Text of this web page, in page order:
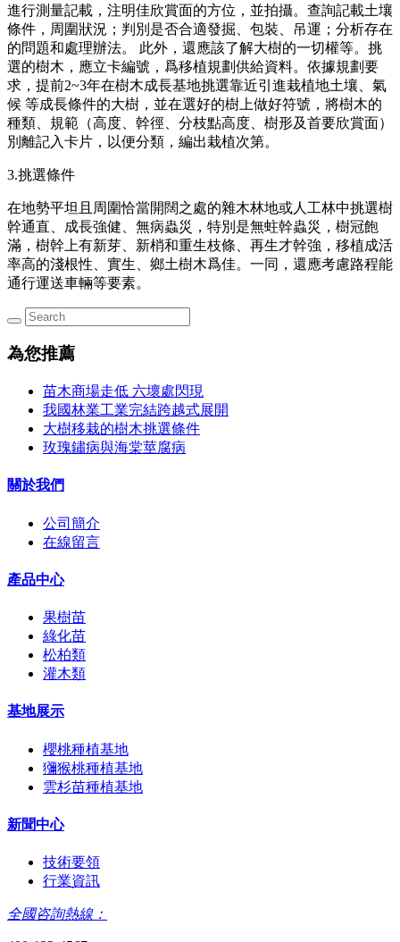
進行測量記載，注明佳欣賞面的方位，並拍攝。查詢記載土壤
條件，周圍狀況；判別是否合適發掘、包裝、吊運；分析存在
的問題和處理辦法。 此外，還應該了解大樹的一切權等。挑
選的樹木，應立卡編號，爲移植規劃供給資料。依據規劃要
求，提前2~3年在樹木成長基地挑選靠近引進栽植地土壤、氣
候 等成長條件的大樹，並在選好的樹上做好符號，將樹木的
種類、規範（高度、幹徑、分枝點高度、樹形及首要欣賞面）
別離記入卡片，以便分類，編出栽植次第。
3.挑選條件
在地勢平坦且周圍恰當開闊之處的雜木林地或人工林中挑選樹
幹通直、成長強健、無病蟲災，特別是無蛀幹蟲災，樹冠飽
滿，樹幹上有新芽、新梢和重生枝條、再生才幹強，移植成活
率高的淺根性、實生、鄉土樹木爲佳。一同，還應考慮路程能
通行運送車輛等要素。
為您推薦
苗木商場走低 六壞處閃現
我國林業工業完結跨越式展開
大樹移栽的樹木挑選條件
玫瑰鏽病與海棠莖腐病
關於我們
公司簡介
在線留言
產品中心
果樹苗
綠化苗
松柏類
灌木類
基地展示
櫻桃種植基地
獼猴桃種植基地
雲杉苗種植基地
新聞中心
技術要領
行業資訊
全國咨詢熱線：